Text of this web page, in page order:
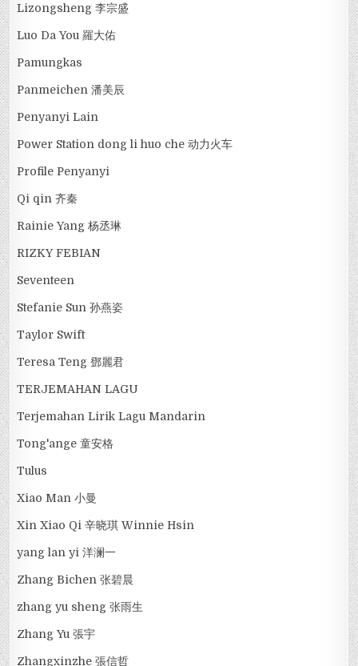
Lizongsheng 李宗盛
Luo Da You 羅大佑
Pamungkas
Panmeichen 潘美辰
Penyanyi Lain
Power Station dong li huo che 动力火车
Profile Penyanyi
Qi qin 齐秦
Rainie Yang 杨丞琳
RIZKY FEBIAN
Seventeen
Stefanie Sun 孙燕姿
Taylor Swift
Teresa Teng 鄧麗君
TERJEMAHAN LAGU
Terjemahan Lirik Lagu Mandarin
Tong'ange 童安格
Tulus
Xiao Man 小曼
Xin Xiao Qi 辛晓琪 Winnie Hsin
yang lan yi 洋澜一
Zhang Bichen 张碧晨
zhang yu sheng 张雨生
Zhang Yu 張宇
Zhangxinzhe 張信哲